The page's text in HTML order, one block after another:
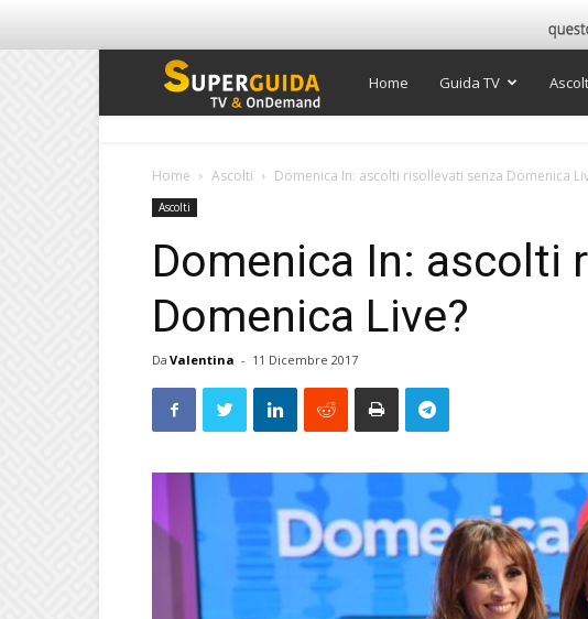
Super
Home Guida TV
Home Ascolti Domenica In: ascolti risollevati senza Domenica
Ascolti
Domenica In: ascolti
Domenica Live?
Da Valentina - 11 Dicembre 2017